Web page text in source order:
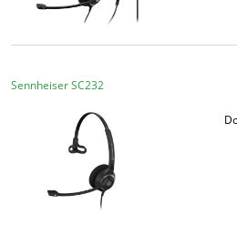
Sennheiser SC232